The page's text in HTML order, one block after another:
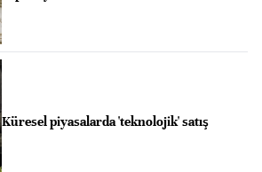
Küresel piyasalarda 'teknolojik' satış